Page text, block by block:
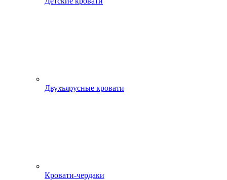
Двухъярусные кровати
Кровати-чердаки